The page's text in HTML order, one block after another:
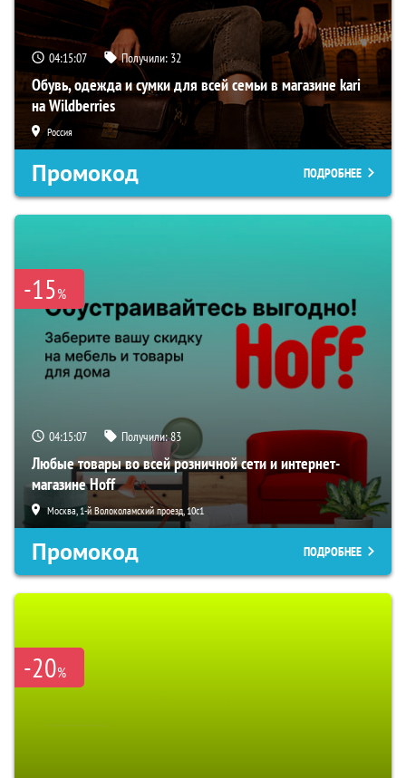
04:15:06 Получили: 32
Обувь, одежда и сумки для всей семьи в магазине kari
на Wildberries
Россия
Промокод ПОДРОБНЕЕ
-15%
04:15:06 Получили:83
Любые товары во всей розничной сети и интернет-
магазине Hoff
Москва, 1-й Волоколамский проезд, 10с1
Промокод ПОДРОБНЕЕ
-20%